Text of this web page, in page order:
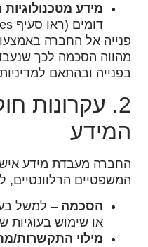
מידע
דומים (ראו סעיף Cookies).
פנייה אל החברה
מהווה הסכמה לכך
בפנייה ובהתאם למדיניות
2. עקרונות
המידע
החברה מעבדת מידע
המשפטיים הרלוונטיים,
הסכמה – למשל
או שימוש בעוגיות
מילוי התקשרות/